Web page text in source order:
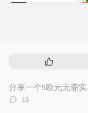
热
文
章
分享一个5欧元无需
评
18